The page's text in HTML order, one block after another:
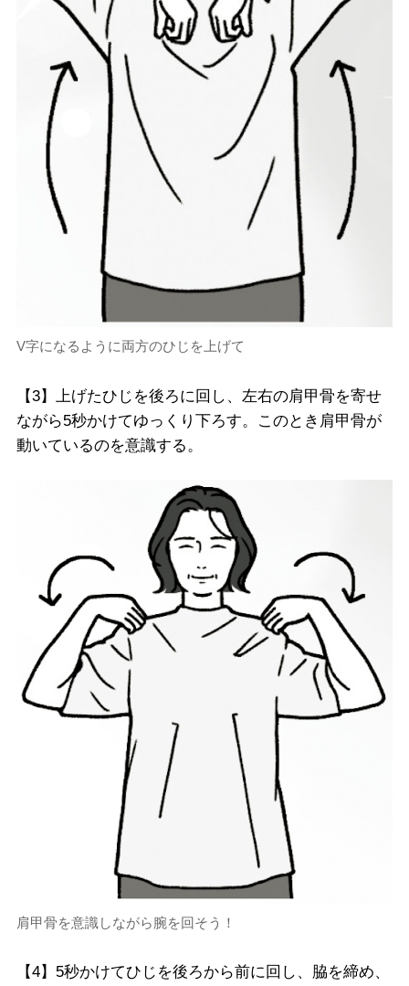
V字になるように両方のひじを上げて
【3】上げたひじを後ろに回し、左右の肩甲骨を寄せ
ながら5秒かけてゆっくり下ろす。このとき肩甲骨が
動いているのを意識する。
肩甲骨を意識しながら腕を回そう！
【4】5秒かけてひじを後ろから前に回し、脇を締め、